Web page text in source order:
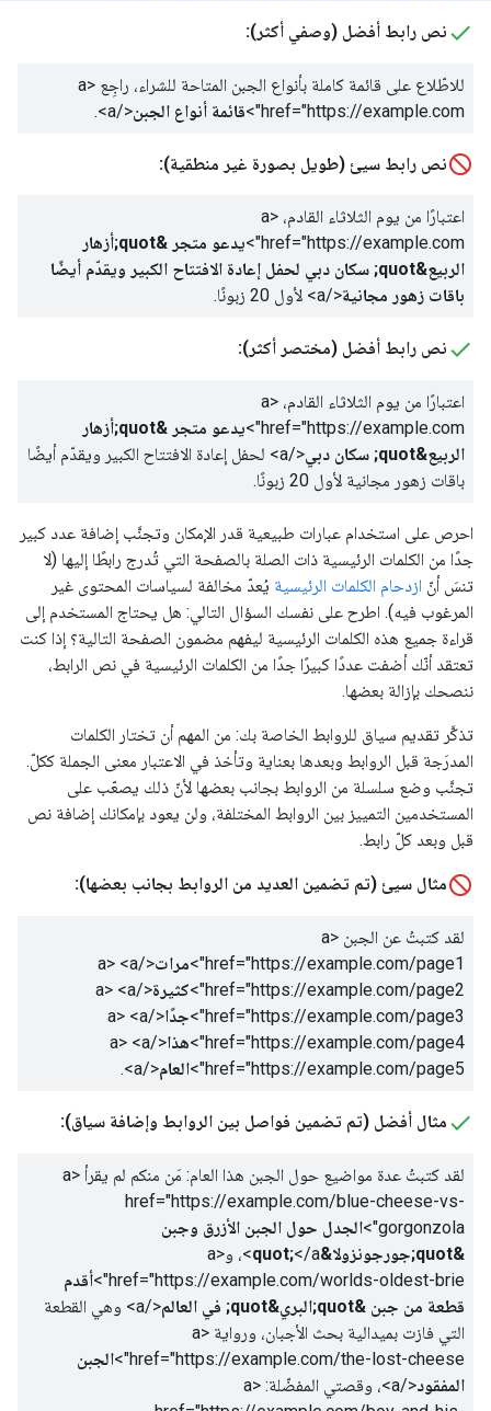
نص رابط أفضل (وصفي أكثر):
للاطّلاع على قائمة كاملة بأنواع الجبن المتاحة للشراء، راجِع
<a
href="https://example.com">
قائمة أنواع الجبن</a>
.
نص رابط سيئ (طويل بصورة غير منطقية):
اعتبارًا من يوم الثلاثاء القادم،
<a
href="https://example.com">
يدعو متجر &quot;أزهار
الربيع&quot; سكان دبي لحفل إعادة الافتتاح الكبير ويقدّم أيضًا
باقات زهور مجانية</a> لأول 20 زبونًا.
نص رابط أفضل (مختصر أكثر):
اعتبارًا من يوم الثلاثاء القادم،
<a
href="https://example.com">
يدعو متجر &quot;أزهار
الربيع&quot; سكان دبي
</a>
لحفل إعادة الافتتاح الكبير ويقدّم أيضًا
باقات زهور مجانية لأول 20 زبونًا.
احرص على استخدام عبارات طبيعية قدر الإمكان وتجنَّب إضافة عدد كبير
جدًا من الكلمات الرئيسية ذات الصلة بالصفحة التي تُدرج رابطًا إليها (لا
تنسَ أنّ ازدحام الكلمات الرئيسية يُعدّ مخالفة لسياسات المحتوى غير
المرغوب فيه). اطرح على نفسك السؤال التالي: هل يحتاج المستخدم إلى
قراءة جميع هذه الكلمات الرئيسية ليفهم مضمون الصفحة التالية؟ إذا كنت
تعتقد أنّك أضفت عددًا كبيرًا جدًا من الكلمات الرئيسية في نص الرابط،
ننصحك بإزالة بعضها.
تذكَّر تقديم سياق للروابط الخاصة بك: من المهم أن تختار الكلمات
المدرَجة قبل الروابط وبعدها بعناية وتأخذ في الاعتبار معنى الجملة ككلّ.
تجنَّب وضع سلسلة من الروابط بجانب بعضها لأنّ ذلك يصعّب على
المستخدمين التمييز بين الروابط المختلفة، ولن يعود بإمكانك إضافة نص
قبل وبعد كلّ رابط.
مثال سيئ (تم تضمين العديد من الروابط بجانب بعضها):
لقد كتبتُ عن الجبن
<a
href="https://example.com/page1">
مرات</a>
<a
href="https://example.com/page2">
كثيرة</a>
<a
href="https://example.com/page3">
جدًا</a>
<a
href="https://example.com/page4">
هذا</a>
<a
href="https://example.com/page5">
العام</a>
.
مثال أفضل (تم تضمين فواصل بين الروابط وإضافة سياق):
لقد كتبتُ عدة مواضيع حول الجبن هذا العام: مَن منكم لم يقرأ
<a
href="https://example.com/blue-cheese-vs-
gorgonzola">
الجدل حول الجبن الأزرق وجبن
&quot;جورجونزولا&quot;
</a> ، و <a
href="https://example.com/worlds-oldest-brie">
أقدم
قطعة من جبن &quot;البري&quot; في العالم
</a>
وهي القطعة
التي فازت بميدالية بحث الأجبان، ورواية
<a
href="https://example.com/the-lost-cheese">
الجبن
المفقود</a> ، وقصتي المفضّلة:
<a